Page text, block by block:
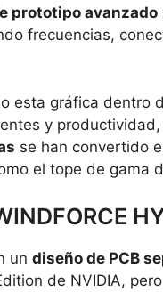
prototipo avanzado
frecuencias,
esta gráfica dentro
y
se han convertido
el tope de gama
un diseño de PCB
de NVIDIA,